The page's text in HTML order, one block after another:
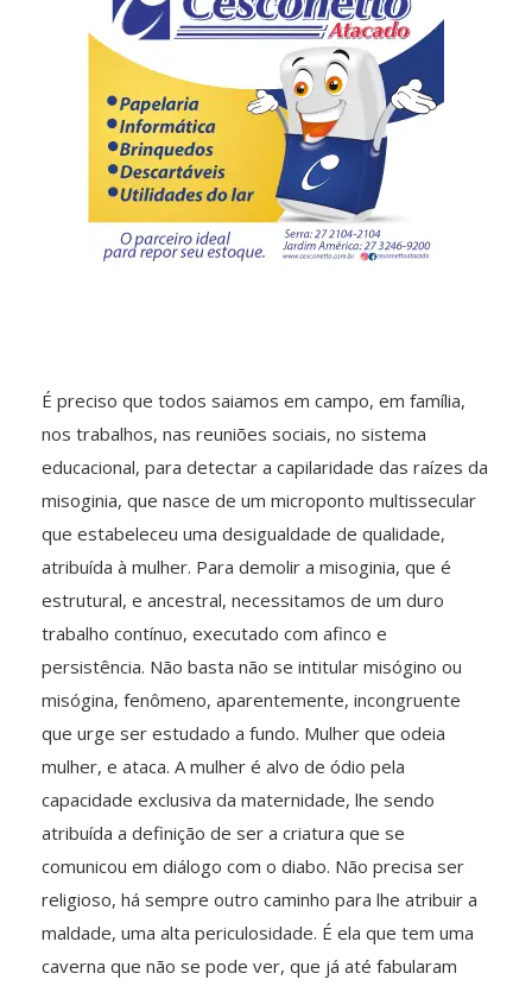
É preciso que todos saiamos em campo, em família,
nos trabalhos, nas reuniões sociais, no sistema
educacional, para detectar a capilaridade das raízes da
misoginia, que nasce de um microponto multissecular
que estabeleceu uma desigualdade de qualidade,
atribuída à mulher. Para demolir a misoginia, que é
estrutural, e ancestral, necessitamos de um duro
trabalho contínuo, executado com afinco e
persistência. Não basta não se intitular misógino ou
misógina, fenômeno, aparentemente, incongruente
que urge ser estudado a fundo. Mulher que odeia
mulher, e ataca. A mulher é alvo de ódio pela
capacidade exclusiva da maternidade, lhe sendo
atribuída a definição de ser a criatura que se
comunicou em diálogo com o diabo. Não precisa ser
religioso, há sempre outro caminho para lhe atribuir a
maldade, uma alta periculosidade. É ela que tem uma
caverna que não se pode ver, que já até fabularam